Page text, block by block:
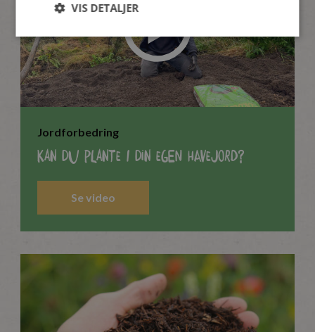
Jordforbedring
Kan du plante i din egen havejord?
Se video
VIS DETALJER